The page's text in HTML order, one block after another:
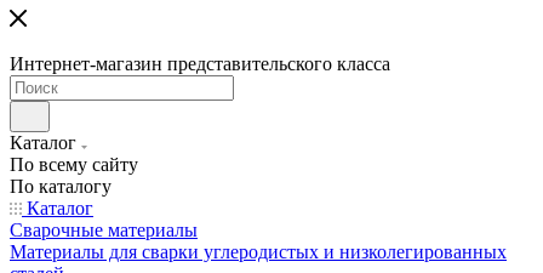
Интернет-магазин представительского класса
Каталог
По всему сайту
По каталогу
Каталог
Сварочные материалы
Материалы для сварки углеродистых и низколегированных